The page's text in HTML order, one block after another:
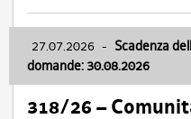
27.07.2026 - Scadenza
domande: 30.08.2026
318/26 –